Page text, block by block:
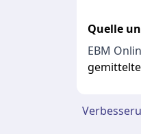
Quelle
EBM